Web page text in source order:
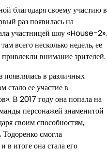
благодаря своему участию в
раз появилась на
участницей шоу «House-2».
всего несколько недель, ее
внимание зрителей.
появлялась в различных
стало ее участие в
В 2017 году она попала на
персонажей знаменитой
своим способностям,
смогла
в итоге она стала его